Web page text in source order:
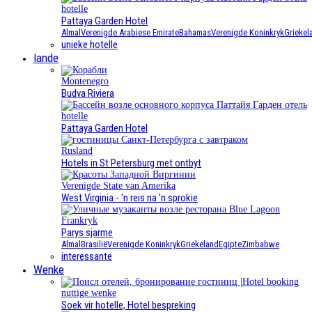
hotelle
Pattaya Garden Hotel
Almal Verenigde Arabiese EmirateBahamasVerenigde Koninkryk
unieke hotelle
lande
Montenegro
Budva Riviera
hotelle
Pattaya Garden Hotel
Rusland
Hotels in St Petersburg met ontbyt
Verenigde State van Amerika
West Virginia - 'n reis na 'n sprokie
Frankryk
Parys sjarme
Almal BrasiliëVerenigde KoninkrykGriekelandEgipteZimbabwe
interessante
Wenke
nuttige wenke
Soek vir hotelle, Hotel bespreking